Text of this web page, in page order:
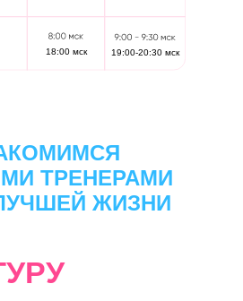
18:00 мск 19:00-20:30 мск
ТРЕНЕРАМИ
ЖИЗНИ